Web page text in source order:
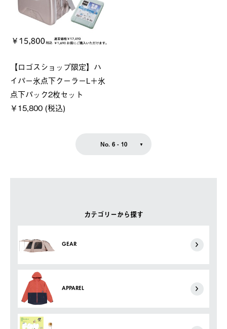
カテゴリーから探す
GEAR
APPAREL
【ロゴスショップ限定】ハ
イパー氷点下クーラーL＋氷
点下パック2枚セット
￥15,800 (税込)
No. 6 - 10